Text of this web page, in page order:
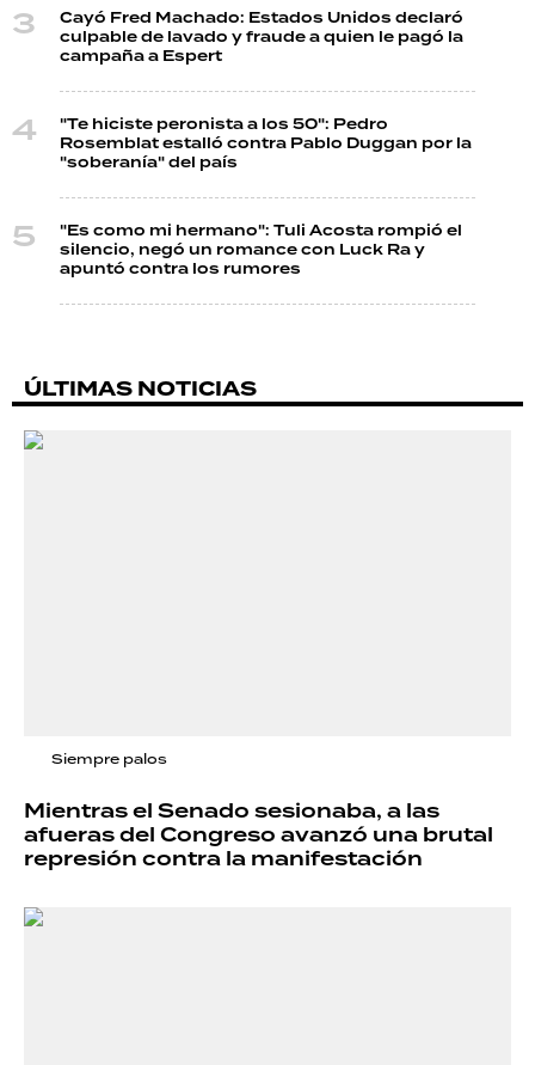
Cayó Fred Machado: Estados Unidos declaró
culpable de lavado y fraude a quien le pagó la
campaña a Espert
"Te hiciste peronista a los 50": Pedro
Rosemblat estalló contra Pablo Duggan por la
"soberanía" del país
"Es como mi hermano": Tuli Acosta rompió el
silencio, negó un romance con Luck Ra y
apuntó contra los rumores
ÚLTIMAS NOTICIAS
Siempre palos
Mientras el Senado sesionaba, a las
afueras del Congreso avanzó una brutal
represión contra la manifestación